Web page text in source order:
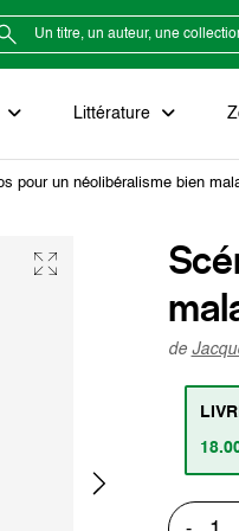
Littérature
pour un néolibéralisme bien
de